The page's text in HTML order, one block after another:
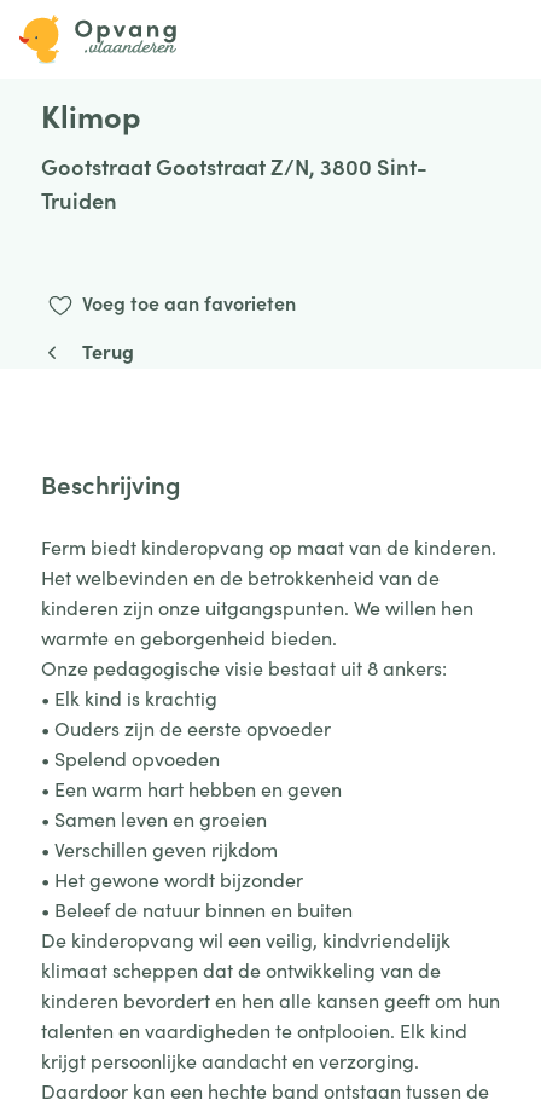
Klimop
Gootstraat Gootstraat Z/N, 3800 Sint-
Truiden
Voeg toe aan favorieten
Terug
Beschrijving
Ferm biedt kinderopvang op maat van de kinderen.
Het welbevinden en de betrokkenheid van de
kinderen zijn onze uitgangspunten. We willen hen
warmte en geborgenheid bieden.
Onze pedagogische visie bestaat uit 8 ankers:
• Elk kind is krachtig
• Ouders zijn de eerste opvoeder
• Spelend opvoeden
• Een warm hart hebben en geven
• Samen leven en groeien
• Verschillen geven rijkdom
• Het gewone wordt bijzonder
• Beleef de natuur binnen en buiten
De kinderopvang wil een veilig, kindvriendelijk
klimaat scheppen dat de ontwikkeling van de
kinderen bevordert en hen alle kansen geeft om hun
talenten en vaardigheden te ontplooien. Elk kind
krijgt persoonlijke aandacht en verzorging.
Daardoor kan een hechte band ontstaan tussen de